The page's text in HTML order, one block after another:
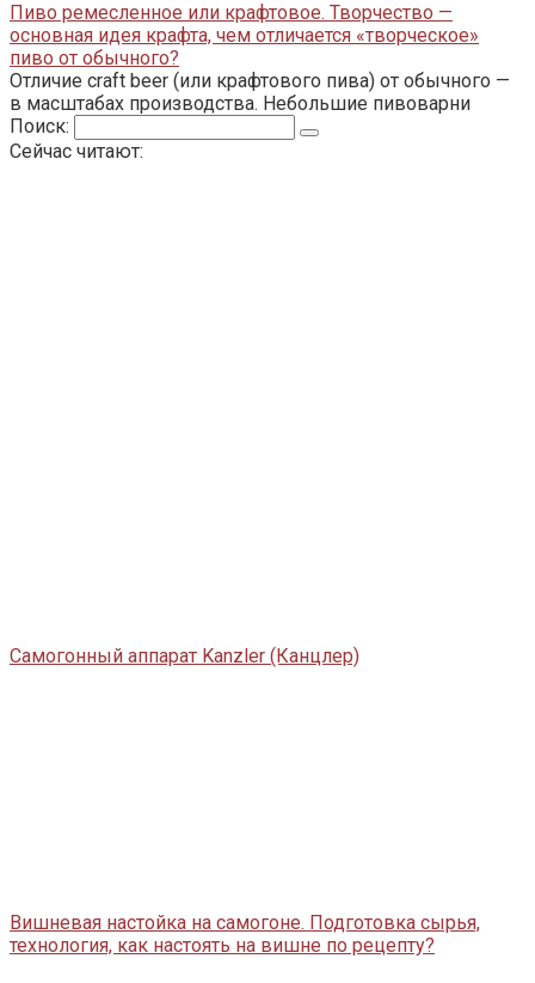
Пиво ремесленное или крафтовое. Творчество —
основная идея крафта, чем отличается «творческое»
пиво от обычного?
Отличие craft beer (или крафтового пива) от обычного —
в масштабах производства. Небольшие пивоварни
Поиск:
Сейчас читают:
Самогонный аппарат Kanzler (Канцлер)
Вишневая настойка на самогоне. Подготовка сырья,
технология, как настоять на вишне по рецепту?